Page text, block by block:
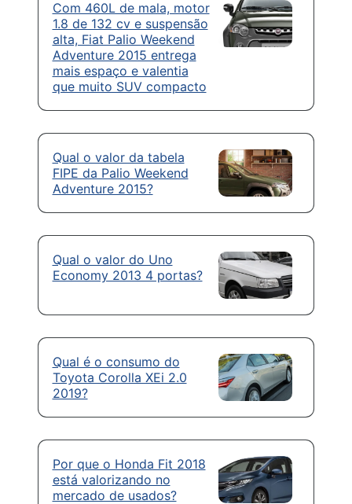
Com 460L de mala, motor
1.8 de 132 cv e suspensão
alta, Fiat Palio Weekend
Adventure 2015 entrega
mais espaço e valentia
que muito SUV compacto
Qual o valor da tabela
FIPE da Palio Weekend
Adventure 2015?
Qual o valor do Uno
Economy 2013 4 portas?
Qual é o consumo do
Toyota Corolla XEi 2.0
2019?
Por que o Honda Fit 2018
está valorizando no
mercado de usados?